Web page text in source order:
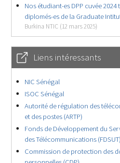
Nos étudiant-es DPP cuvée 2024
diplomés-es de la Graduate
Burkina NTIC (12 mars 2025)
Liens intéressants
NIC Sénégal
ISOC Sénégal
Autorité de régulation des
et des postes (ARTP)
Fonds de Développement du
des Télécommunications (FDSUT)
Commission de protection des